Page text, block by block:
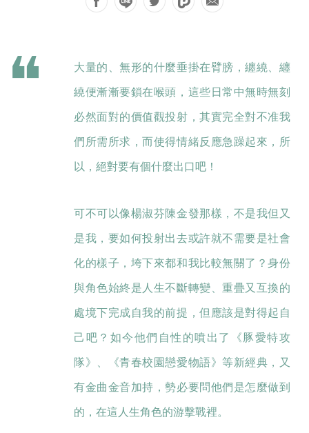
大量的、無形的什麼垂掛在臂膀，纏繞、纏
繞便漸漸要鎖在喉頭，這些日常中無時無刻
必然面對的價值觀投射，其實完全對不准我
們所需所求，而使得情緒反應急躁起來，所
以，絕對要有個什麼出口吧！
可不可以像楊淑芬陳金發那樣，不是我但又
是我，要如何投射出去或許就不需要是社會
化的樣子，垮下來都和我比較無關了？身份
與角色始終是人生不斷轉變、重疊又互換的
處境下完成自我的前提，但應該是對得起自
己吧？如今他們自性的噴出了《豚愛特攻
隊》、《青春校園戀愛物語》等新經典，又
有金曲金音加持，勢必要問他們是怎麼做到
的，在這人生角色的游擊戰裡。